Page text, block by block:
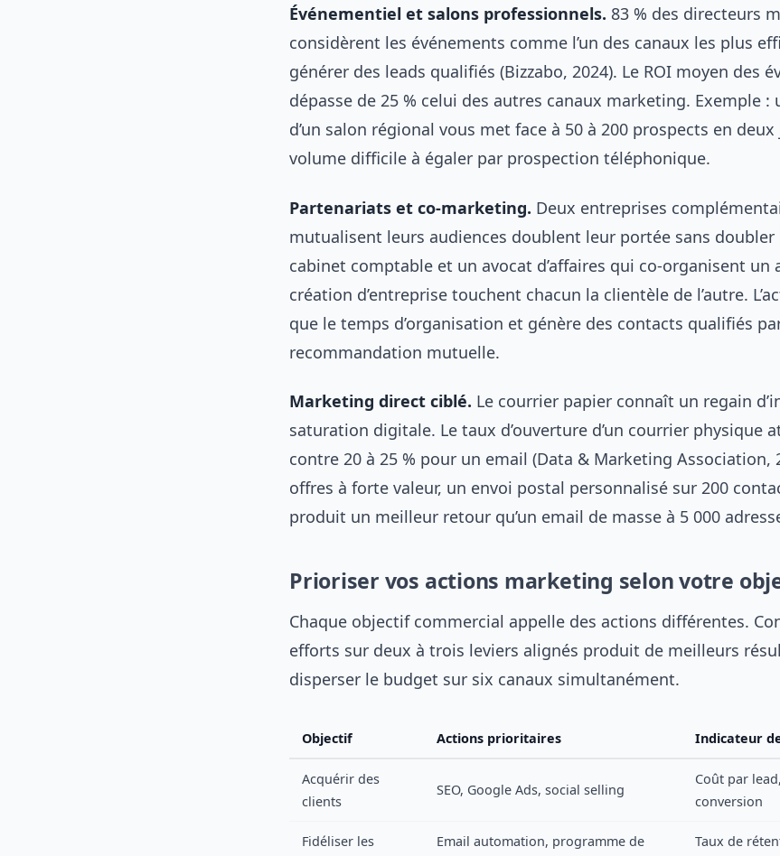
Événementiel et salons professionnels. 83 % des directeurs
considèrent les événements comme l’un des canaux les plus
générer des leads qualifiés (Bizzabo, 2024). Le ROI moyen des
dépasse de 25 % celui des autres canaux marketing. Exemple :
d’un salon régional vous met face à 50 à 200 prospects en
volume difficile à égaler par prospection téléphonique.
Partenariats et co-marketing. Deux entreprises
mutualisent leurs audiences doublent leur portée sans
cabinet comptable et un avocat d’affaires qui co-organisent un
création d’entreprise touchent chacun la clientèle de l’autre.
que le temps d’organisation et génère des contacts qualifiés
recommandation mutuelle.
Marketing direct ciblé. Le courrier papier connaît un regain
saturation digitale. Le taux d’ouverture d’un courrier physique
contre 20 à 25 % pour un email (Data & Marketing Association,
offres à forte valeur, un envoi postal personnalisé sur 200
produit un meilleur retour qu’un email de masse à 5 000
Prioriser vos actions marketing selon votre
Chaque objectif commercial appelle des actions différentes.
efforts sur deux à trois leviers alignés produit de meilleurs
disperser le budget sur six canaux simultanément.
Objectif Actions prioritaires Indicateur
Acquérir des
clients
SEO, Google Ads, social selling
Coût par
conversion
Fidéliser les
Email automation, programme de
Taux de